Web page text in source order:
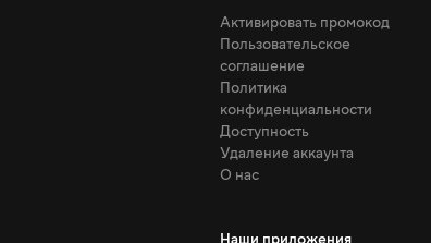
Активировать промокод
Пользовательское
соглашение
Политика
конфиденциальности
Доступность
Удаление аккаунта
О нас